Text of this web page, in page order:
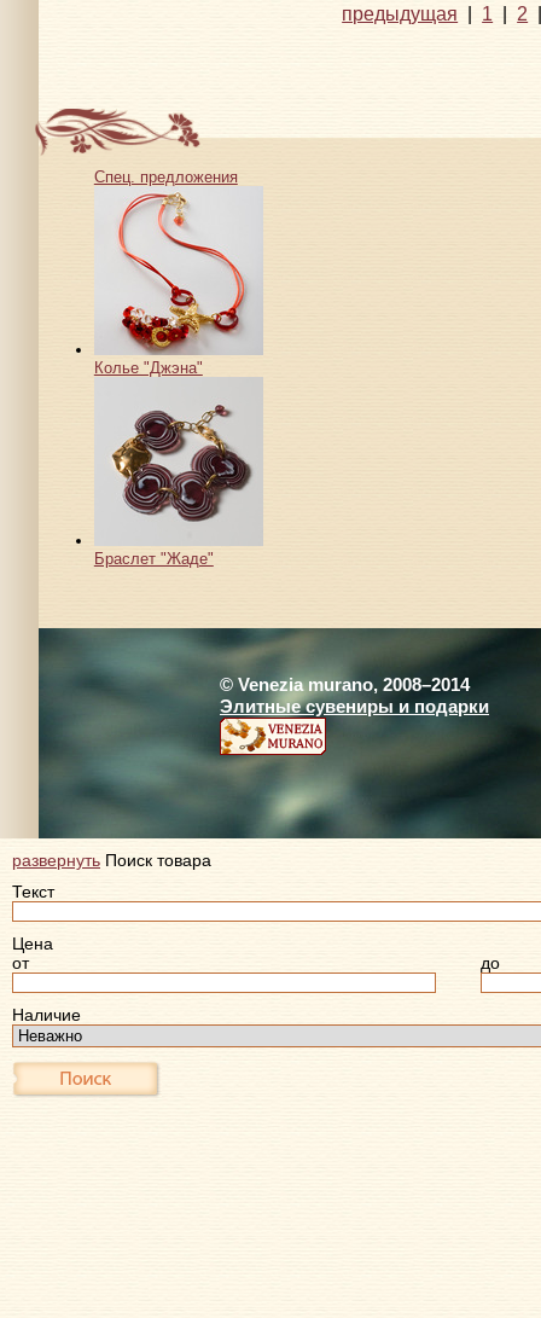
предыдущая | 1 | 2
Спец. предложения
Колье "Джэна"
Браслет "Жаде"
© Venezia murano, 2008–2014
Элитные сувениры и подарки
развернуть Поиск товара
Текст
Цена
от
до
Наличие